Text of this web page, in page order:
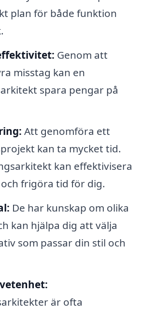
plan för både funktion
Genom att
misstag kan en
spara pengar på
Att genomföra ett
kan ta mycket tid.
kan effektivisera
frigöra tid för dig.
De har kunskap om olika
kan hjälpa dig att välja
som passar din stil och
är ofta